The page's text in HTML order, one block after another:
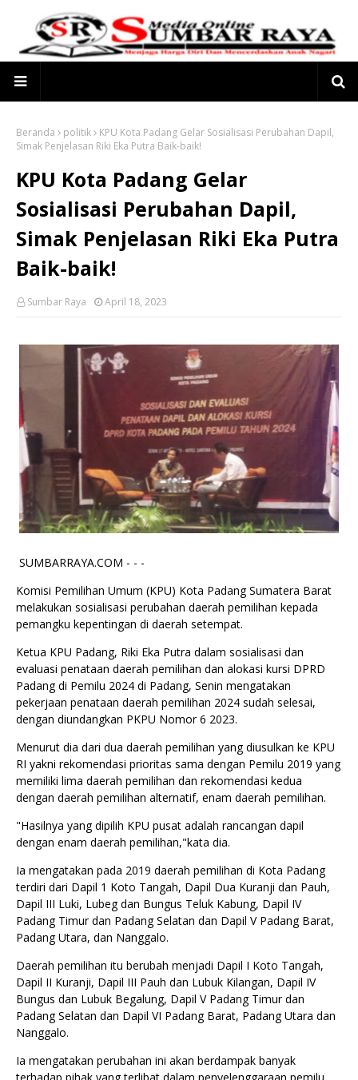
Beranda politik
KPU Kota Padang Gelar Sosialisasi Perubahan Dapil,
Simak Penjelasan Riki Eka Putra Baik-baik!
KPU Kota Padang Gelar
Sosialisasi Perubahan Dapil,
Simak Penjelasan Riki Eka Putra
Baik-baik!
Sumbar Raya April 18, 2023
SUMBARRAYA.COM - - -
Komisi Pemilihan Umum (KPU) Kota Padang Sumatera Barat
melakukan sosialisasi perubahan daerah pemilihan kepada
pemangku kepentingan di daerah setempat.
Ketua KPU Padang, Riki Eka Putra dalam sosialisasi dan
evaluasi penataan daerah pemilihan dan alokasi kursi DPRD
Padang di Pemilu 2024 di Padang, Senin mengatakan
pekerjaan penataan daerah pemilihan 2024 sudah selesai,
dengan diundangkan PKPU Nomor 6 2023.
Menurut dia dari dua daerah pemilihan yang diusulkan ke KPU
RI yakni rekomendasi prioritas sama dengan Pemilu 2019 yang
memiliki lima daerah pemilihan dan rekomendasi kedua
dengan daerah pemilihan alternatif, enam daerah pemilihan.
"Hasilnya yang dipilih KPU pusat adalah rancangan dapil
dengan enam daerah pemilihan,"kata dia.
Ia mengatakan pada 2019 daerah pemilihan di Kota Padang
terdiri dari Dapil 1 Koto Tangah, Dapil Dua Kuranji dan Pauh,
Dapil III Luki, Lubeg dan Bungus Teluk Kabung, Dapil IV
Padang Timur dan Padang Selatan dan Dapil V Padang Barat,
Padang Utara, dan Nanggalo.
Daerah pemilihan itu berubah menjadi Dapil I Koto Tangah,
Dapil II Kuranji, Dapil III Pauh dan Lubuk Kilangan, Dapil IV
Bungus dan Lubuk Begalung, Dapil V Padang Timur dan
Padang Selatan dan Dapil VI Padang Barat, Padang Utara dan
Nanggalo.
Ia mengatakan perubahan ini akan berdampak banyak